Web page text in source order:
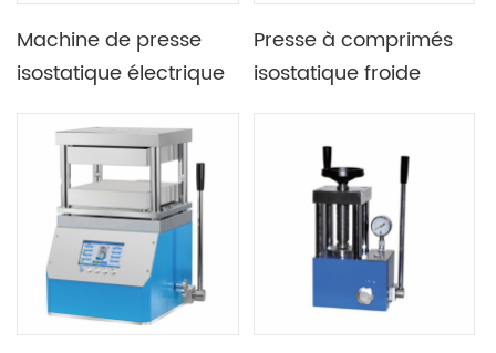
Machine de presse
isostatique électrique
programmable du
laboratoire 65T
Presse à comprimés
isostatique froide
laboratoire 300MPa
40T avec porte de
protection en plexiglas